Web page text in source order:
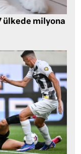
ülkede milyona